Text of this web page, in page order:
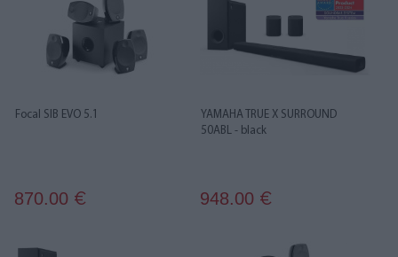
Focal SIB EVO 5.1
870.00 €
YAMAHA TRUE X SURROUND
50ABL - black
948.00 €